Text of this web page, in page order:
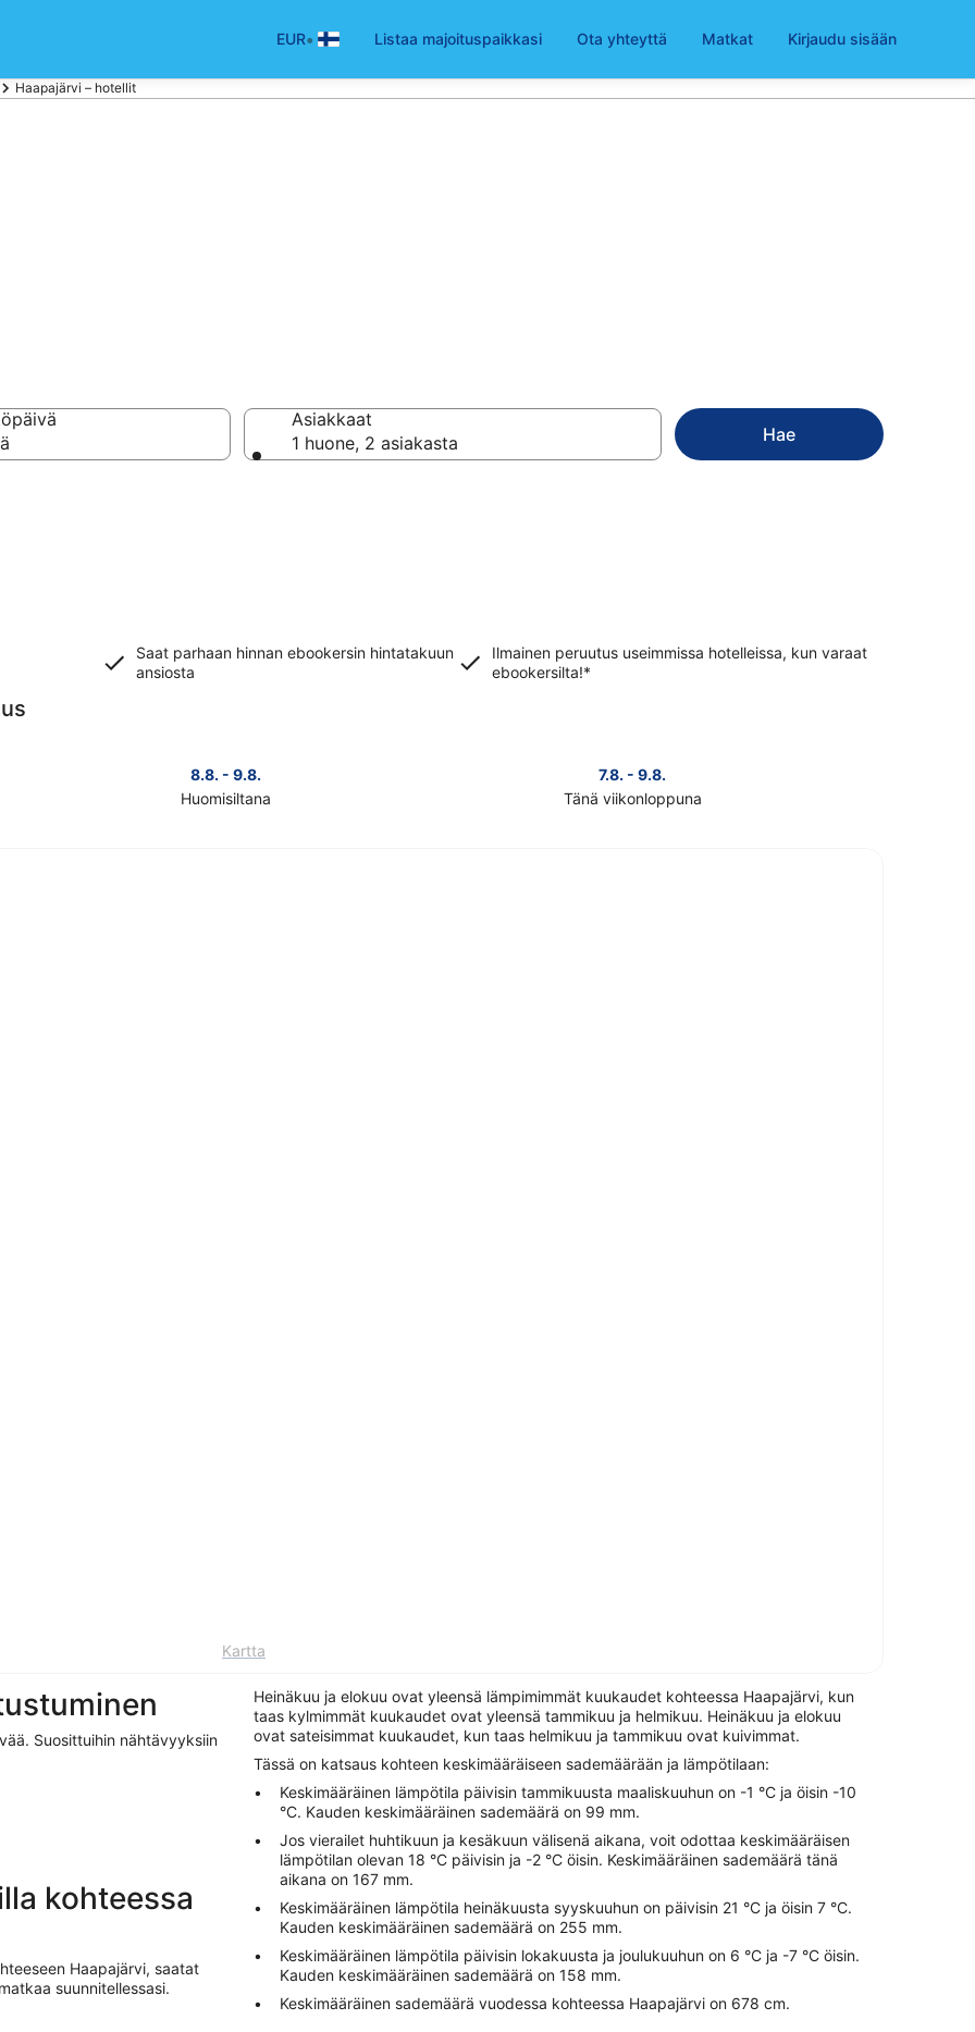
EUR• Listaa majoituspaikkasi Ota yhteyttä Matkat Kirjaudu sisään
Haapajärvi – hotellit
Asiakkaat
1 huone, 2 asiakasta
Hae
Saat parhaan hinnan ebookersin hintatakuun
ansiosta
Ilmainen peruutus useimmissa hotelleissa, kun varaat
ebookersilta!*
8.8. - 9.8.
Huomisiltana
7.8. - 9.8.
Tänä viikonloppuna
Kartta
Suosittuihin nähtävyyksiin
kohteessa
Haapajärvi, saatat
suunnitellessasi.
Heinäkuu ja elokuu ovat yleensä lämpimimmät kuukaudet kohteessa Haapajärvi, kun
taas kylmimmät kuukaudet ovat yleensä tammikuu ja helmikuu. Heinäkuu ja elokuu
ovat sateisimmat kuukaudet, kun taas helmikuu ja tammikuu ovat kuivimmat.
Tässä on katsaus kohteen keskimääräiseen sademäärään ja lämpötilaan:
Keskimääräinen lämpötila päivisin tammikuusta maaliskuuhun on -1 °C ja öisin -10
°C. Kauden keskimääräinen sademäärä on 99 mm.
Jos vierailet huhtikuun ja kesäkuun välisenä aikana, voit odottaa keskimääräisen
lämpötilan olevan 18 °C päivisin ja -2 °C öisin. Keskimääräinen sademäärä tänä
aikana on 167 mm.
Keskimääräinen lämpötila heinäkuusta syyskuuhun on päivisin 21 °C ja öisin 7 °C.
Kauden keskimääräinen sademäärä on 255 mm.
Keskimääräinen lämpötila päivisin lokakuusta ja joulukuuhun on 6 °C ja -7 °C öisin.
Kauden keskimääräinen sademäärä on 158 mm.
Keskimääräinen sademäärä vuodessa kohteessa Haapajärvi on 678 cm.